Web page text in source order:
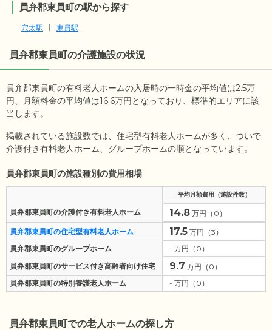
員弁郡東員町の駅から探す
穴太駅 東員駅
員弁郡東員町の介護施設の状況
員弁郡東員町の有料老人ホームの入居時の一時金の平均値は2.5万
円、月額料金の平均値は16.6万円となっており、標準的エリアに該
当します。
掲載されている施設数では、住宅型有料老人ホームが多く、ついで
介護付き有料老人ホーム、グループホームの順となっています。
員弁郡東員町の施設種別の費用相場
平均月額費用（施設件数）
員弁郡東員町の介護付き有料老人ホーム 14.8 万円（0）
員弁郡東員町の住宅型有料老人ホーム
17.5 万円（3）
員弁郡東員町のグループホーム
- 万円（0）
員弁郡東員町のサービス付き高齢者向け住宅
9.7 万円（0）
員弁郡東員町の特別養護老人ホーム
- 万円（0）
員弁郡東員町での老人ホームの探し方